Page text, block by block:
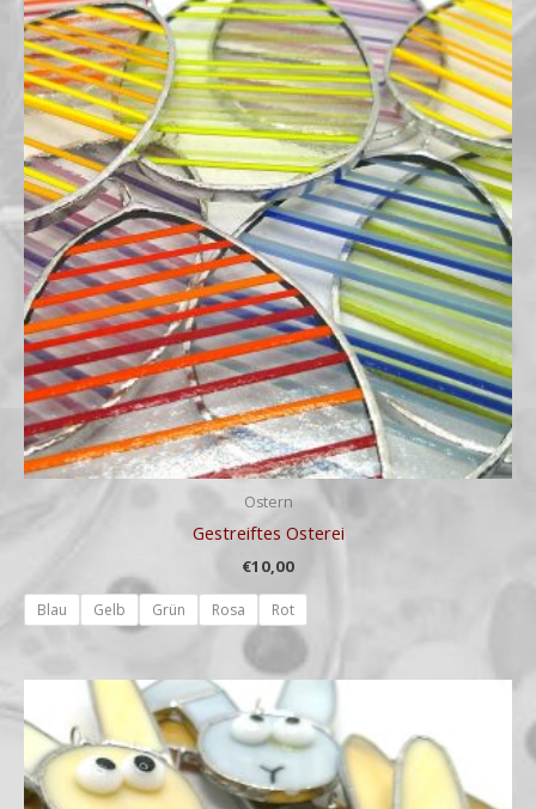
Ostern
Gestreiftes Osterei
€10,00
Blau Gelb Grün Rosa Rot